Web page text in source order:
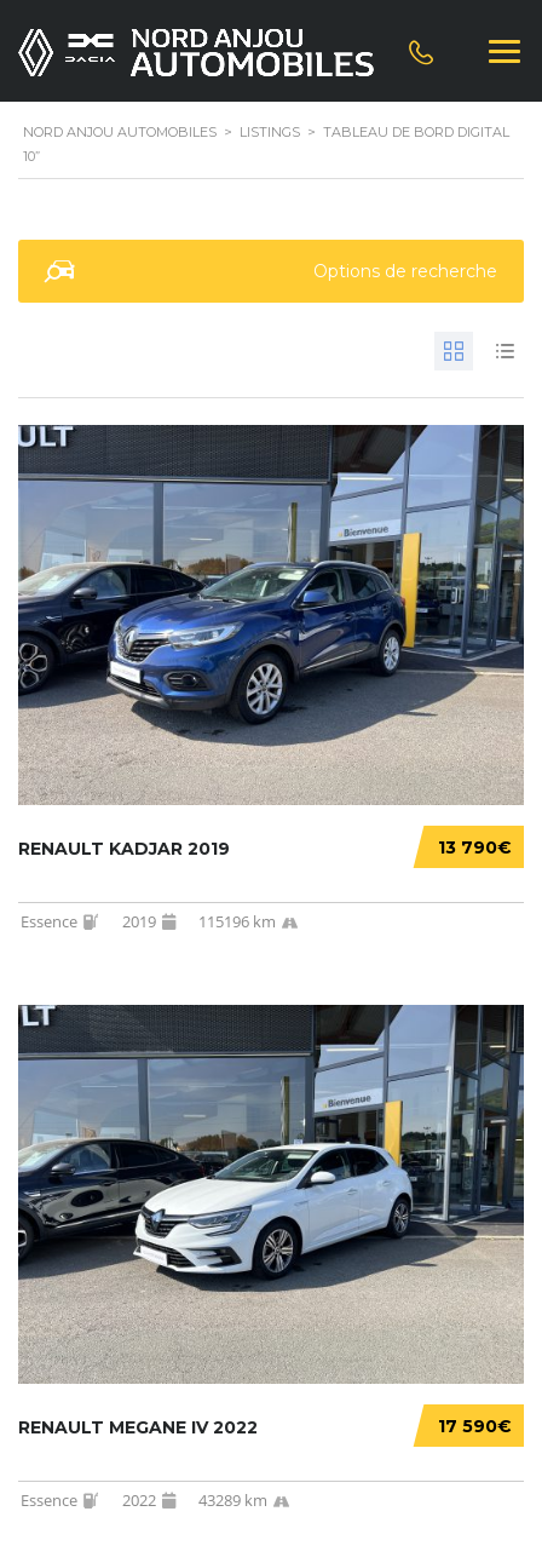
NORD ANJOU AUTOMOBILES > LISTINGS > TABLEAU DE BORD DIGITAL
10”
Options de recherche
13 790€
RENAULT KADJAR 2019
Essence 2019 115196 km
17 590€
RENAULT MEGANE IV 2022
Essence 2022 43289 km